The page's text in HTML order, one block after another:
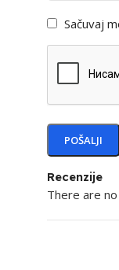
Recenzije
There are
Sačuvaj